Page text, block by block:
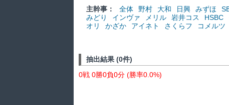
主幹事：
全体 野村 大和 日興 みずほ
みどり
インヴァ メリル 岩井コス HSBC
オリ
かざか アイネト さくらフ コメルツ
抽出結果 (0件)
0戦 0勝0負0分 (勝率0.0%)